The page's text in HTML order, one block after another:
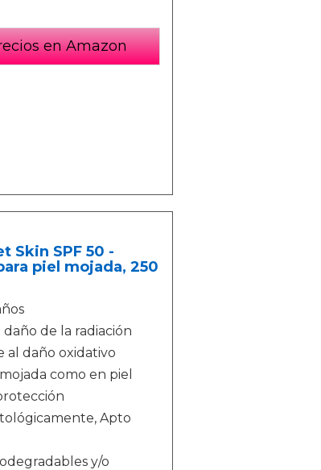
en Amazon
Skin SPF 50 -
piel mojada, 250
de la radiación
daño oxidativo
como en piel
Apto
y/o